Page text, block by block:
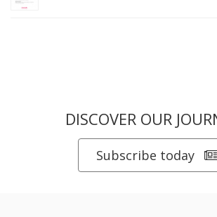
DISCOVER OUR
Subscribe today